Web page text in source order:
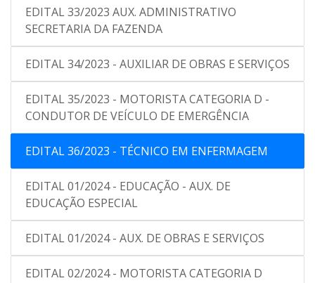
EDITAL 33/2023 AUX. ADMINISTRATIVO
SECRETARIA DA FAZENDA
EDITAL 34/2023 - AUXILIAR DE OBRAS E SERVIÇOS
EDITAL 35/2023 - MOTORISTA CATEGORIA D -
CONDUTOR DE VEÍCULO DE EMERGÊNCIA
EDITAL 36/2023 - TÉCNICO EM ENFERMAGEM
EDITAL 01/2024 - EDUCAÇÃO - AUX. DE
EDUCAÇÃO ESPECIAL
EDITAL 01/2024 - AUX. DE OBRAS E SERVIÇOS
EDITAL 02/2024 - MOTORISTA CATEGORIA D